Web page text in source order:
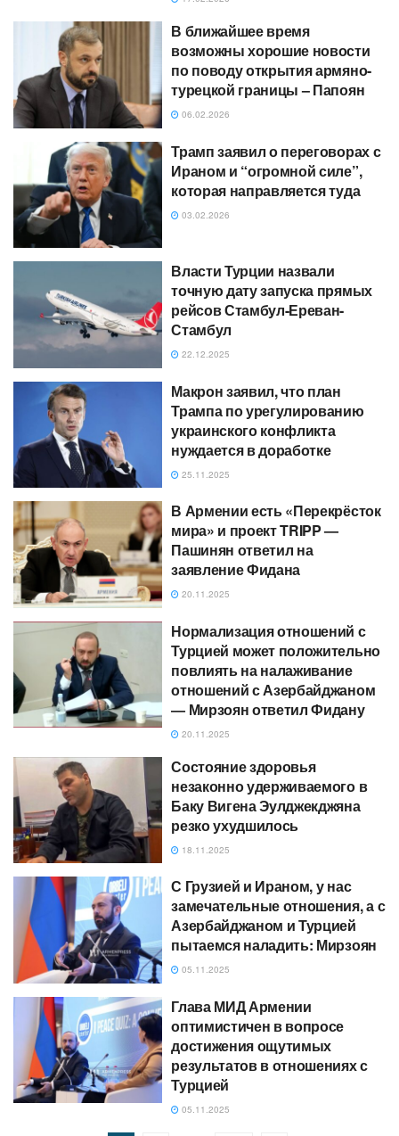
В ближайшее время
возможны хорошие новости
по поводу открытия армяно-
турецкой границы – Папоян
06.02.2026
Трамп заявил о переговорах с
Ираном и “огромной силе”,
которая направляется туда
03.02.2026
Власти Турции назвали
точную дату запуска прямых
рейсов Стамбул-Ереван-
Стамбул
22.12.2025
Макрон заявил, что план
Трампа по урегулированию
украинского конфликта
нуждается в доработке
25.11.2025
В Армении есть «Перекрёсток
мира» и проект TRIPP —
Пашинян ответил на
заявление Фидана
20.11.2025
Нормализация отношений с
Турцией может положительно
повлиять на налаживание
отношений с Азербайджаном
— Мирзоян ответил Фидану
20.11.2025
Состояние здоровья
незаконно удерживаемого в
Баку Вигена Эулджекджяна
резко ухудшилось
18.11.2025
С Грузией и Ираном, у нас
замечательные отношения, а с
Азербайджаном и Турцией
пытаемся наладить: Мирзоян
05.11.2025
Глава МИД Армении
оптимистичен в вопросе
достижения ощутимых
результатов в отношениях с
Турцией
05.11.2025